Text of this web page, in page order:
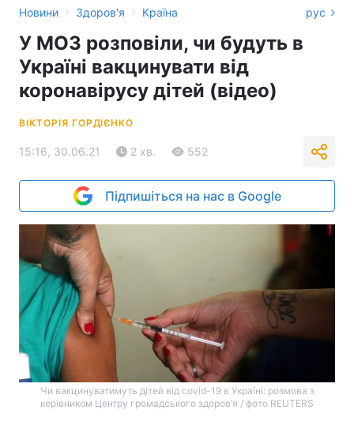
Новини › Здоров'я › Країна рус
У МОЗ розповіли, чи будуть в
Україні вакцинувати від
коронавірусу дітей (відео)
ВІКТОРІЯ ГОРДІЄНКО
15:16, 30.06.21 2 хв. 552
Підпишіться на нас в Google
Чи вакцинуватимуть дітей від covid-19 в Україні: розмова з
керівником Центру громадського здоров’я / фото REUTERS